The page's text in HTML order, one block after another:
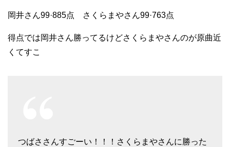
岡井さん99·885点 さくらまやさん99·763点
得点では岡井さん勝ってるけどさくらまやさんのが原曲近
くてすこ
つばささんすごーい！！！さくらまやさんに勝った